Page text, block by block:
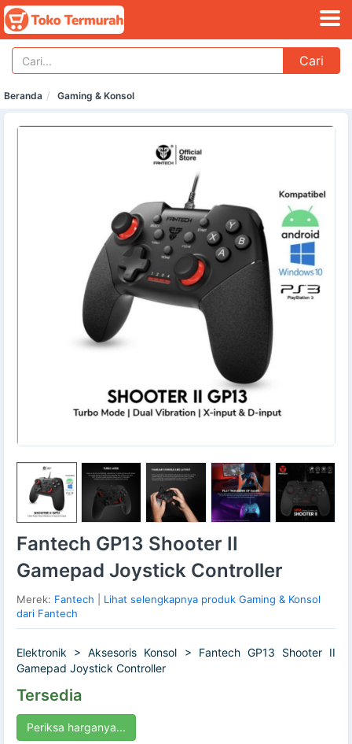
Cari
Beranda Gaming & Konsol
Fantech GP13 Shooter II
Gamepad Joystick Controller
Merek: Fantech
Lihat selengkapnya produk Gaming & Konsol
dari Fantech
Elektronik > Aksesoris Konsol > Fantech GP13 Shooter II
Gamepad Joystick Controller
Tersedia
Periksa harganya...